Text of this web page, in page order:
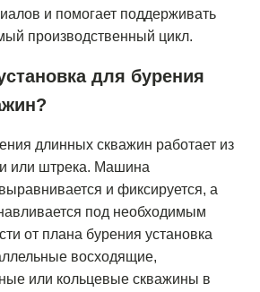
и помогает поддерживать
производственный цикл.
для бурения
длинных скважин работает из
или штрека. Машина
и фиксируется, а
под необходимым
от плана бурения установка
восходящие,
или кольцевые скважины в